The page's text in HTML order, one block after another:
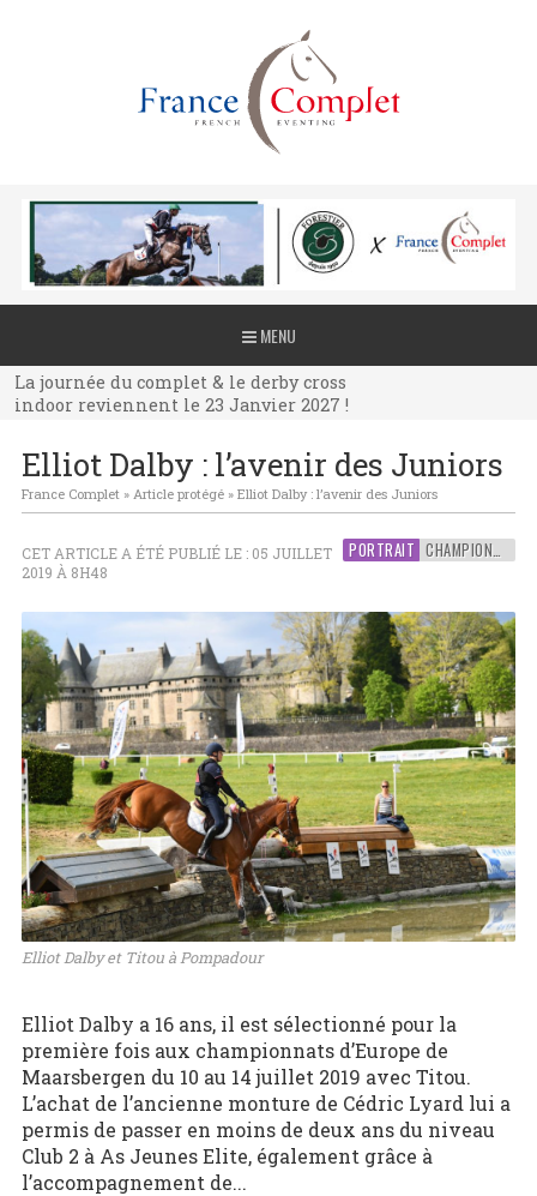
MENU
La journée du complet & le derby cross
indoor reviennent le 23 Janvier 2027 !
La journée du complet & le derby cross
indoor reviennent le 23 Janvier 2027 !
indoor reviennent le 23 Janvier 2027 !
Elliot Dalby : l’avenir des Juniors
France Complet» Article protégé» Elliot Dalby : l’avenir des Juniors
PORTRAIT CHAMPIONNATS D'EUROPE JEUNES
CET ARTICLE A ÉTÉ PUBLIÉ LE : 05 JUILLET
2019 À 8H48
Elliot Dalby et Titou à Pompadour
Elliot Dalby a 16 ans, il est sélectionné pour la
première fois aux championnats d’Europe de
Maarsbergen du 10 au 14 juillet 2019 avec Titou.
L’achat de l’ancienne monture de Cédric Lyard lui a
permis de passer en moins de deux ans du niveau
Club 2 à As Jeunes Elite, également grâce à
l’accompagnement de...